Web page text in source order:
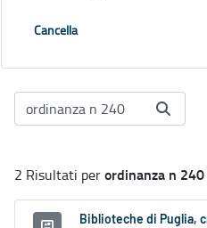
Cancella
2 Risultati perordinanza n 240
Biblioteche di Puglia,